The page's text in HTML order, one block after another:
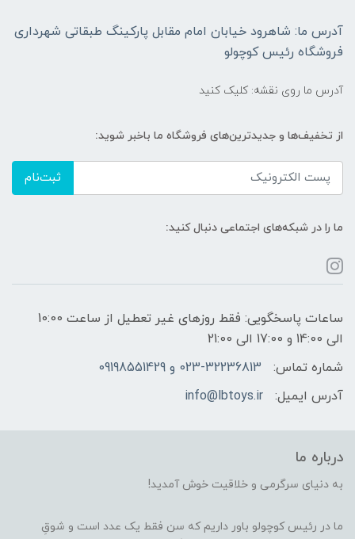
آدرس ما: شاهرود خیابان امام مقابل پارکینگ طبقاتی شهرداری
فروشگاه رئیس کوچولو
آدرس ما روی نقشه: کلیک کنید
از تخفیف‌ها و جدیدترین‌های فروشگاه ما باخبر شوید:
ثبت‌نام
ما را در شبکه‌های اجتماعی دنبال کنید:
ساعات پاسخگویی: فقط روزهای غیر تعطیل از ساعت 10:00
الی 14:00 و 17:00 الی 21:00
شماره تماس:
023-32236813 و 09198551429
آدرس ایمیل:
info@lbtoys.ir
درباره ما
به دنیای سرگرمی و خلاقیت خوش آمدید!
ما در رئیس کوچولو باور داریم که سن فقط یک عدد است و شوقِ